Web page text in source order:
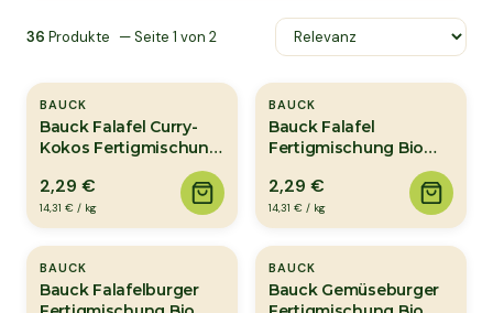
36 Produkte — Seite 1 von 2
BAUCK
Bauck Falafel Curry-
Kokos Fertigmischung
2,29 €
14,31 € / kg
BAUCK
Bauck Falafel
Fertigmischung Bio
2,29 €
14,31 € / kg
BAUCK
Bauck Falafelburger
BAUCK
Bauck Gemüseburger